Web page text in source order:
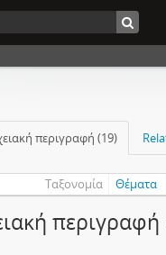
περιγραφή (19)
Ταξονομία Θέματα